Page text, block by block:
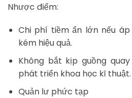
Nhược điểm:
Chi phí tiềm ẩn lớn nếu
kém hiệu quả.
Không bắt kịp guồng
phát triển khoa học kĩ thuật.
Quản lư phức tạp